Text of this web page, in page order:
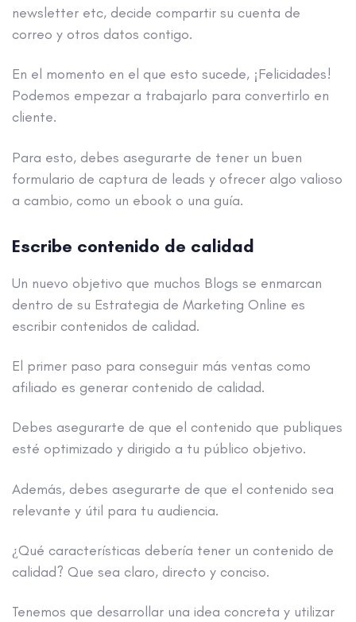
newsletter etc, decide compartir su cuenta de
correo y otros datos contigo.
En el momento en el que esto sucede, ¡Felicidades!
Podemos empezar a trabajarlo para convertirlo en
cliente.
Para esto, debes asegurarte de tener un buen
formulario de captura de leads y ofrecer algo valioso
a cambio, como un ebook o una guía.
Escribe contenido de calidad
Un nuevo objetivo que muchos Blogs se enmarcan
dentro de su Estrategia de Marketing Online es
escribir contenidos de calidad.
El primer paso para conseguir más ventas como
afiliado es generar contenido de calidad.
Debes asegurarte de que el contenido que publiques
esté optimizado y dirigido a tu público objetivo.
Además, debes asegurarte de que el contenido sea
relevante y útil para tu audiencia.
¿Qué características debería tener un contenido de
calidad? Que sea claro, directo y conciso.
Tenemos que desarrollar una idea concreta y utilizar